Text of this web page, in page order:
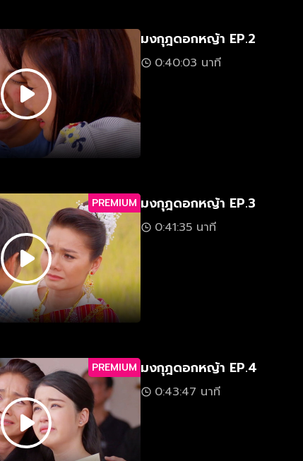
มงกุฎดอกหญ้า EP.2
0:40:03 นาที
PREMIUM มงกุฎดอกหญ้า EP.3
0:41:35 นาที
PREMIUM มงกุฎดอกหญ้า EP.4
0:43:47 นาที